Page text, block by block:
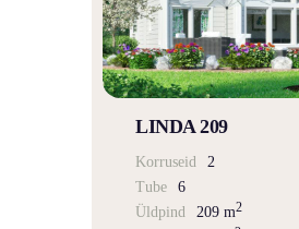
LINDA 209
Korruseid
2
Tube
6
Üldpind
209 m2